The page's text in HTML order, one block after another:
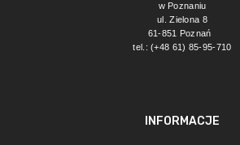
w Poznaniu
ul. Zielona 8
61-851 Poznań
tel.: (+48 61) 85-95-710
INFORMACJE